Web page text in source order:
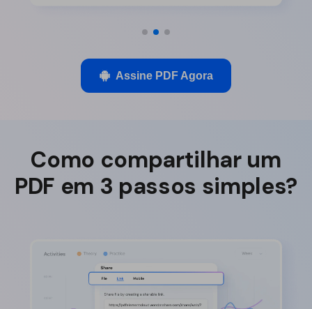
Assine PDF Agora
Como compartilhar um
PDF em 3 passos simples?